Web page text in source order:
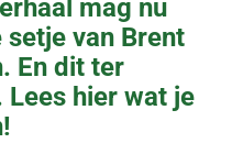
mag nu
van Brent
En dit ter
hier wat je